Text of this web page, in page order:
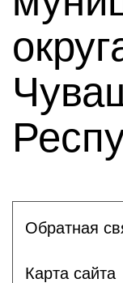
Обратная
Карта сайта